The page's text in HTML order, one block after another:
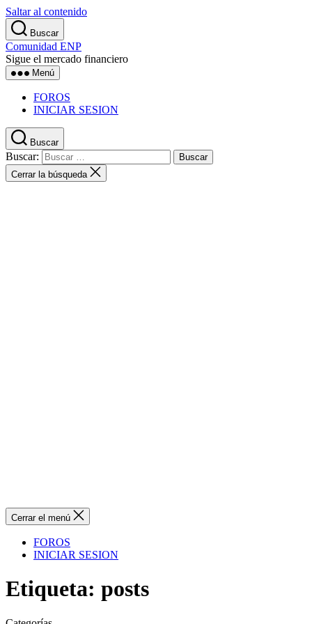
Saltar al contenido
Buscar
Comunidad ENP
Sigue el mercado financiero
Menú
FOROS
INICIAR SESION
Buscar
Buscar:
Cerrar la búsqueda
Cerrar el menú
FOROS
INICIAR SESION
Etiqueta: posts